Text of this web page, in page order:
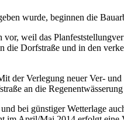
wurde, beginnen die
weil das
die Dorfstraße und in den
der Verlegung neuer Ver-
an die
bei günstiger Wetterlage